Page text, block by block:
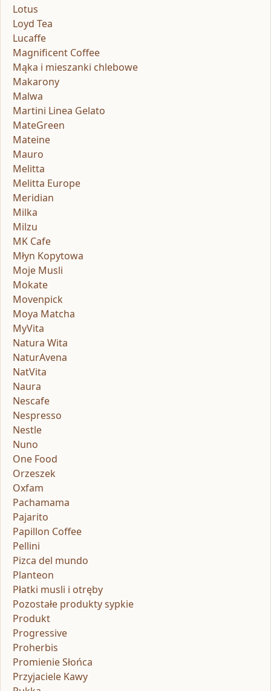
Lotus
Loyd Tea
Lucaffe
Magnificent Coffee
Mąka i mieszanki chlebowe
Makarony
Malwa
Martini Linea Gelato
MateGreen
Mateine
Mauro
Melitta
Melitta Europe
Meridian
Milka
Milzu
MK Cafe
Młyn Kopytowa
Moje Musli
Mokate
Movenpick
Moya Matcha
MyVita
Natura Wita
NaturAvena
NatVita
Naura
Nescafe
Nespresso
Nestle
Nuno
One Food
Orzeszek
Oxfam
Pachamama
Pajarito
Papillon Coffee
Pellini
Pizca del mundo
Planteon
Płatki musli i otręby
Pozostałe produkty sypkie
Produkt
Progressive
Proherbis
Promienie Słońca
Przyjaciele Kawy